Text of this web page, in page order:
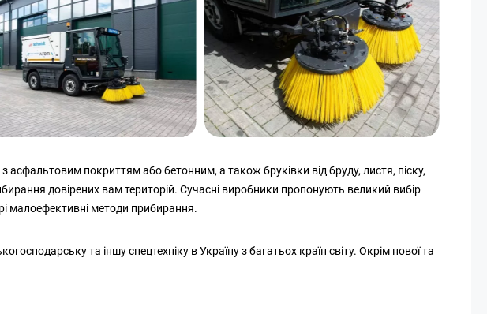
покриттям або бетонним, а також бруківки від бруду, листя, піску,
довірених вам територій. Сучасні виробники пропонують великий вибір
малоефективні методи прибирання.
та іншу спецтехніку в Україну з багатьох країн світу. Окрім нової та